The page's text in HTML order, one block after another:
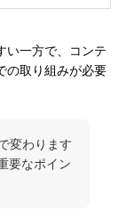
い一方で、コンテ
の取り組みが必要
変わります
要なポイン